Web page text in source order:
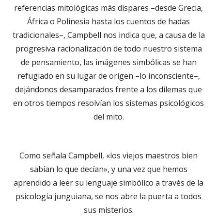
referencias mitológicas más dispares –desde Grecia,
África o Polinesia hasta los cuentos de hadas
tradicionales–, Campbell nos indica que, a causa de la
progresiva racionalización de todo nuestro sistema
de pensamiento, las imágenes simbólicas se han
refugiado en su lugar de origen –lo inconsciente–,
dejándonos desamparados frente a los dilemas que
en otros tiempos resolvían los sistemas psicológicos
del mito.
Como señala Campbell, «los viejos maestros bien
sabían lo que decían», y una vez que hemos
aprendido a leer su lenguaje simbólico a través de la
psicología junguiana, se nos abre la puerta a todos
sus misterios.